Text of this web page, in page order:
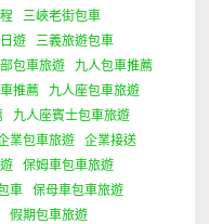
三峽老街包車
遊
三義旅遊包車
包車旅遊
九人包車推薦
推薦
九人座包車旅遊
九人座賓士包車旅遊
業包車旅遊
企業接送
保姆車包車旅遊
車
保母車包車旅遊
假期包車旅遊